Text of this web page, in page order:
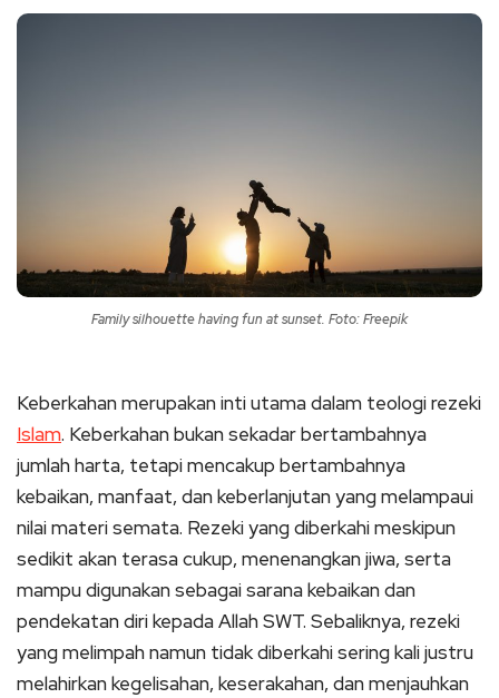
Family silhouette having fun at sunset. Foto: Freepik
Keberkahan merupakan inti utama dalam teologi rezeki
Islam. Keberkahan bukan sekadar bertambahnya
jumlah harta, tetapi mencakup bertambahnya
kebaikan, manfaat, dan keberlanjutan yang melampaui
nilai materi semata. Rezeki yang diberkahi meskipun
sedikit akan terasa cukup, menenangkan jiwa, serta
mampu digunakan sebagai sarana kebaikan dan
pendekatan diri kepada Allah SWT. Sebaliknya, rezeki
yang melimpah namun tidak diberkahi sering kali justru
melahirkan kegelisahan, keserakahan, dan menjauhkan